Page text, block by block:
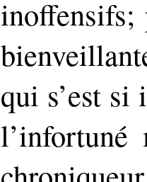
inoffensifs;
qui s’est si